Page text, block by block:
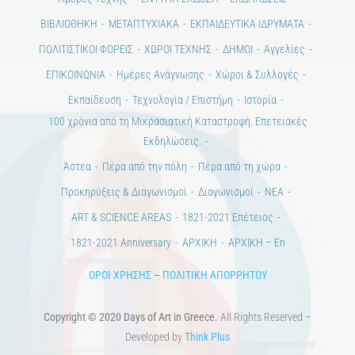
ΒΙΒΛΙΟΘΗΚΗ
ΜΕΤΑΠΤΥΧΙΑΚΑ
ΕΚΠΑΙΔΕΥΤΙΚΑ ΙΔΡΥΜΑΤΑ
ΠΟΛΙΤΙΣΤΙΚΟΙ ΦΟΡΕΙΣ
ΧΩΡΟΙ ΤΕΧΝΗΣ ΔΗΜΟΙ
Αγγελίες
ΕΠΙΚΟΙΝΩΝΙΑ
Ημέρες Ανάγνωσης
Χώροι & Συλλογές
Εκπαίδευση
Τεχνολογία / Επιστήμη
Ιστορία
100 χρόνια από τη Μικρασιατική Καταστροφή. Επετειακές
Εκδηλώσεις.
Άστεα
Πέρα από την πόλη
Πέρα από τη χώρα
Προκηρύξεις & Διαγωνισμοί
Διαγωνισμοί
ΝΕΑ
ART & SCIENCE AREAS
1821-2021 Επέτειος
1821-2021 Anniversary
ΑΡΧΙΚΗ ΑΡΧΙΚΗ – En
ΟΡΟΙ ΧΡΗΣΗΣ– ΠΟΛΙΤΙΚΗ ΑΠΟΡΡΗΤΟΥ
Copyright © 2020 Days of Art in Greece. All Rights Reserved –
Developed byThink Plus